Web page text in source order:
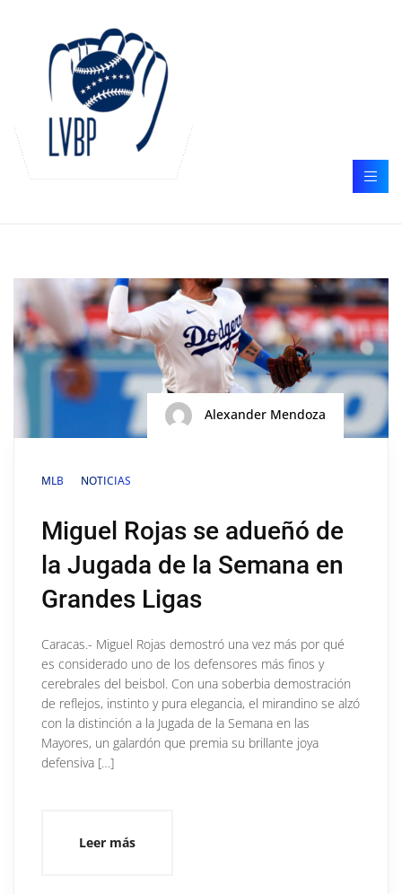
Alexander Mendoza
MLB NOTICIAS
Miguel Rojas se adueñó de
la Jugada de la Semana en
Grandes Ligas
Caracas.- Miguel Rojas demostró una vez más por qué
es considerado uno de los defensores más finos y
cerebrales del beisbol. Con una soberbia demostración
de reflejos, instinto y pura elegancia, el mirandino se alzó
con la distinción a la Jugada de la Semana en las
Mayores, un galardón que premia su brillante joya
defensiva […]
Leer más